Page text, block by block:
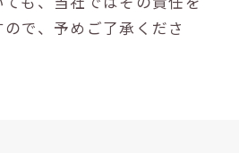
で、予めご了承くださ